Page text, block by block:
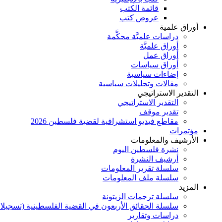
قائمة الكتب
عروض كتب
أوراق علمية
دراسات علميَّة محكَّمة
أوراق علميَّة
أوراق عمل
أوراق سياسات
إضاءات سياسية
مقالات وتحليلات سياسية
التقدير الاستراتيجي
التقدير الاستراتيجي
تقدير موقف
مقاطع فيديو استشرافية لقضية فلسطين 2026
مؤتمرات
الأرشيف والمعلومات
نشرة فلسطين اليوم
أرشيف النشرة
سلسلة تقرير المعلومات
سلسلة ملف المعلومات
المزيد
سلسلة ترجمات الزيتونة
سلسلة الحقائق الأربعون في القضية الفلسطينية
دراسات وتقارير